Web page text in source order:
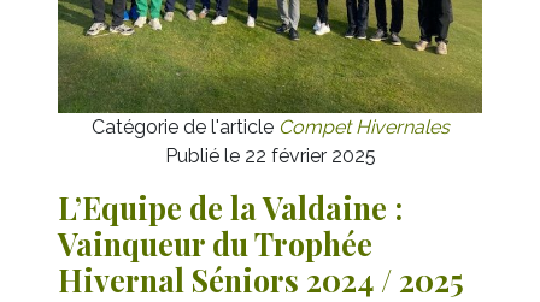
Catégorie de l'article Compet Hivernales
Publié le 22 février 2025
L’Equipe de la Valdaine :
Vainqueur du Trophée
Hivernal Séniors 2024 / 2025